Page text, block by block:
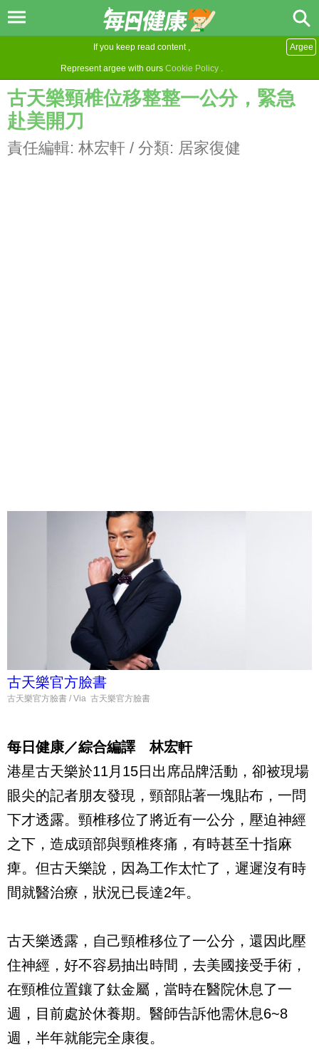
If you keep read content ,
Represent argee with ours Cookie Policy .
Argee
古天樂頸椎位移整整一公分，緊急
赴美開刀
責任編輯: 林宏軒 / 分類: 居家復健
古天樂官方臉書
古天樂官方臉書 / Via 古天樂官方臉書
每日健康／綜合編譯 林宏軒
港星古天樂於11月15日出席品牌活動，卻被現場
眼尖的記者朋友發現，頸部貼著一塊貼布，一問
下才透露。頸椎移位了將近有一公分，壓迫神經
之下，造成頭部與頸椎疼痛，有時甚至十指麻
痺。但古天樂說，因為工作太忙了，遲遲沒有時
間就醫治療，狀況已長達2年。
古天樂透露，自己頸椎移位了一公分，還因此壓
住神經，好不容易抽出時間，去美國接受手術，
在頸椎位置鑲了鈦金屬，當時在醫院休息了一
週，目前處於休養期。醫師告訴他需休息6~8
週，半年就能完全康復。